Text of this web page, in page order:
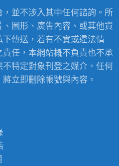
並不涉入其中任何諮詢。所
圖形、廣告內容、或其他資
傳送，若有不實或違法情
任，本網站概不負責也不承
特定對象刊登之媒介。任何
立即刪除帳號與內容。